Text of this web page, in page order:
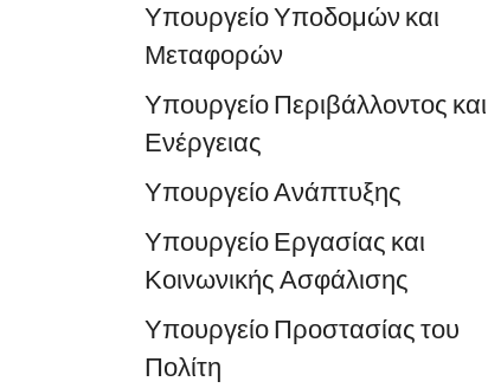
Υπουργείο Υποδομών και
Μεταφορών
Υπουργείο Περιβάλλοντος και
Ενέργειας
Υπουργείο Ανάπτυξης
Υπουργείο Εργασίας και
Κοινωνικής Ασφάλισης
Υπουργείο Προστασίας του
Πολίτη